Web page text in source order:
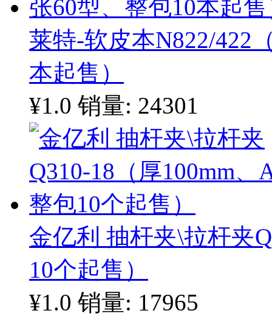
莱特-软皮本N822/422
本起售）
¥1.0 销量: 24301
金亿利 抽杆夹\拉杆夹
10个起售）
¥1.0 销量: 17965